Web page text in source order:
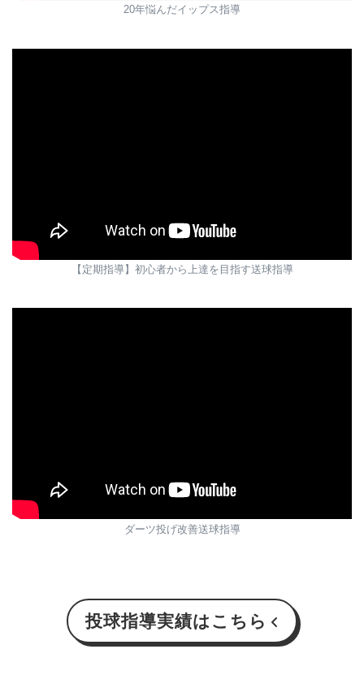
20年悩んだイップス指導
【定期指導】初心者から上達を目指す送球指導
ダーツ投げ改善送球指導
投球指導実績はこちら